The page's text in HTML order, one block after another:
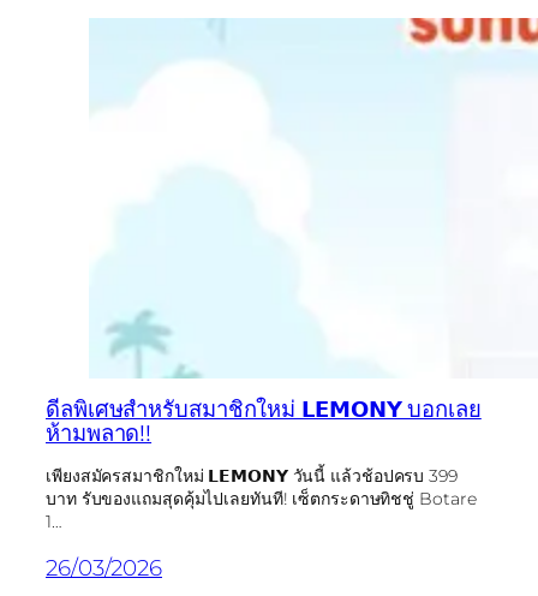
ดีลพิเศษสำหรับสมาชิกใหม่ 𝗟𝗘𝗠𝗢𝗡𝗬 บอกเลย
ห้ามพลาด!!
เพียงสมัครสมาชิกใหม่ 𝗟𝗘𝗠𝗢𝗡𝗬 วันนี้ แล้วช้อปครบ 399
บาท รับของแถมสุดคุ้มไปเลยทันที! เซ็ตกระดาษทิชชู่ Botare
1…
26/03/2026